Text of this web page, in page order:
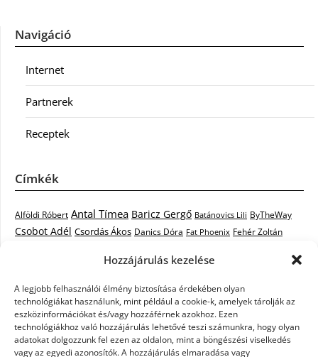
Hozzájárulás kezelése
A legjobb felhasználói élmény biztosítása érdekében olyan
technológiákat használunk, mint például a cookie-k, amelyek tárolják az
eszközinformációkat és/vagy hozzáférnek azokhoz. Ezen
technológiákhoz való hozzájárulás lehetővé teszi számunkra, hogy olyan
adatokat dolgozzunk fel ezen az oldalon, mint a böngészési viselkedés
vagy az egyedi azonosítók. A hozzájárulás elmaradása vagy
Navigáció
Internet
Partnerek
Receptek
Címkék
Alföldi Róbert Antal Tímea Baricz Gergő Batánovics Lili ByTheWay
Csobot Adél Csordás Ákos Danics Dóra Fat Phoenix Fehér Zoltán
Kovács László Stone
Krasznai Tünde Like LiL C. Malek Miklós mentor Muri Enikő
Nagy Feró Oláh Gergő Péterffy Lili Rocktenors RTL Klub
Cowell Szabó Dávid Szabó Ádám Szikora Róbert Takács Nikolas
Tarány Tamás Tóth Gabi Vastag Csaba Vastag Tamás